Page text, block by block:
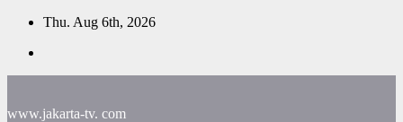
Skip
content
Thu. Aug 6th, 2026
www.jakarta-tv. com